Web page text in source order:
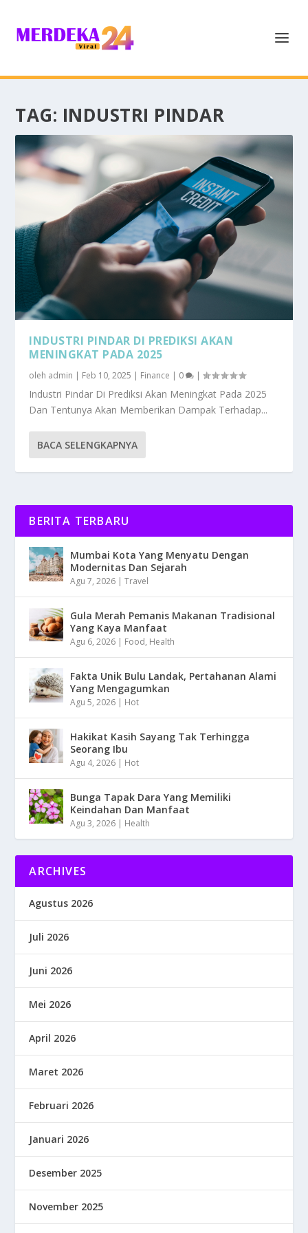
TAG: INDUSTRI PINDAR
INDUSTRI PINDAR DI PREDIKSI AKAN
MENINGKAT PADA 2025
oleh admin | Feb 10, 2025 | Finance | 0 |
Industri Pindar Di Prediksi Akan Meningkat Pada 2025
Dan Tentunya Akan Memberikan Dampak Terhadap...
BACA SELENGKAPNYA
BERITA TERBARU
Mumbai Kota Yang Menyatu Dengan
Modernitas Dan Sejarah
Agu 7, 2026 |Travel
Gula Merah Pemanis Makanan Tradisional
Yang Kaya Manfaat
Agu 6, 2026 | Food, Health
Fakta Unik Bulu Landak, Pertahanan Alami
Yang Mengagumkan
Agu 5, 2026 | Hot
Hakikat Kasih Sayang Tak Terhingga
Seorang Ibu
Agu 4, 2026 | Hot
Bunga Tapak Dara Yang Memiliki
Keindahan Dan Manfaat
Agu 3, 2026 | Health
ARCHIVES
Agustus 2026
Juli 2026
Juni 2026
Mei 2026
April 2026
Maret 2026
Februari 2026
Januari 2026
Desember 2025
November 2025